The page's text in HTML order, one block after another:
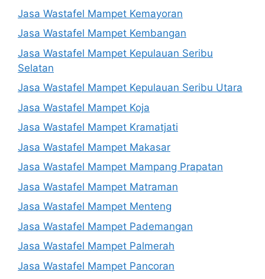
Jasa Wastafel Mampet Kemayoran
Jasa Wastafel Mampet Kembangan
Jasa Wastafel Mampet Kepulauan Seribu
Selatan
Jasa Wastafel Mampet Kepulauan Seribu Utara
Jasa Wastafel Mampet Koja
Jasa Wastafel Mampet Kramatjati
Jasa Wastafel Mampet Makasar
Jasa Wastafel Mampet Mampang Prapatan
Jasa Wastafel Mampet Matraman
Jasa Wastafel Mampet Menteng
Jasa Wastafel Mampet Pademangan
Jasa Wastafel Mampet Palmerah
Jasa Wastafel Mampet Pancoran